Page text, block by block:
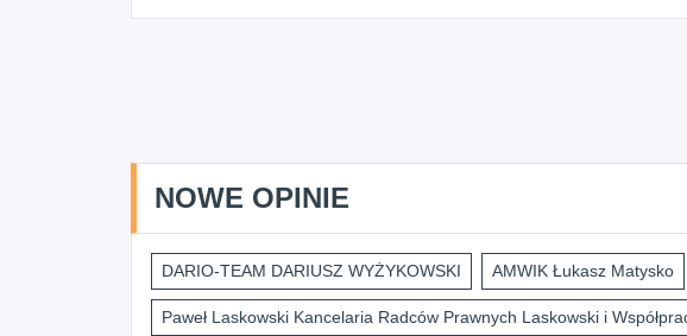
NOWE OPINIE
DARIO-TEAM DARIUSZ WYŻYKOWSKI AMWIK Łukasz Matysko
Paweł Laskowski Kancelaria Radców Prawnych Laskowski i